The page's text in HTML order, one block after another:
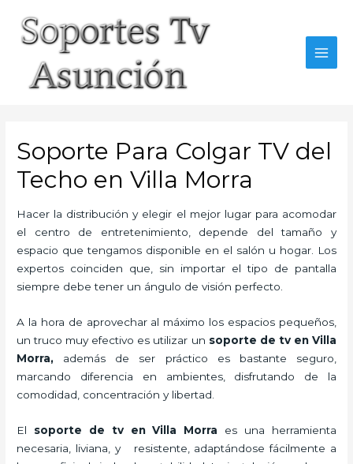
content
Soporte Para Colgar TV del
Techo en Villa Morra
Hacer la distribución y elegir el mejor lugar para acomodar
el centro de entretenimiento, depende del tamaño y
espacio que tengamos disponible en el salón u hogar. Los
expertos coinciden que, sin importar el tipo de pantalla
siempre debe tener un ángulo de visión perfecto.
A la hora de aprovechar al máximo los espacios pequeños,
un truco muy efectivo es utilizar un soporte de tv en Villa
Morra, además de ser práctico es bastante seguro,
marcando diferencia en ambientes, disfrutando de la
comodidad, concentración y libertad.
El soporte de tv en Villa Morra es una herramienta
necesaria, liviana, y resistente, adaptándose fácilmente a